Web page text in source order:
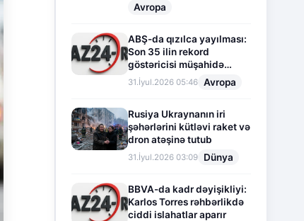
Avropa
ABŞ-da qızılca yayılması:
Son 35 ilin rekord
göstəricisi müşahidə
olunur
31.İyul.2026 05:46 Avropa
Rusiya Ukraynanın iri
şəhərlərini kütləvi raket və
dron atəşinə tutub
31.İyul.2026 03:09 Dünya
BBVA-da kadr dəyişikliyi:
Karlos Torres rəhbərlikdə
ciddi islahatlar aparır